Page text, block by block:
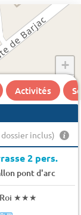
+
−
Activités
inclus)
2 pers.
pont d'arc
★★★